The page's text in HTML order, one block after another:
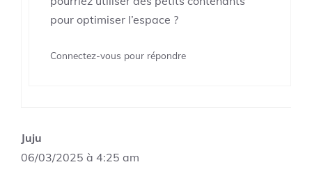
pour optimiser l’espace ?
Connectez-vous pour répondre
Juju
06/03/2025 à 4:25 am